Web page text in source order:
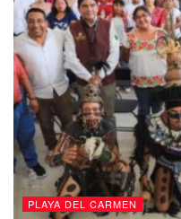
en las oficinas deSARE
informe la alcaldesa
simplificación y
Pareciera sencillo, pero
podremos materializar
y contribuyendo a la
corrupción e incrementar
dijo la presidenta.
PLAYA DEL CARMEN